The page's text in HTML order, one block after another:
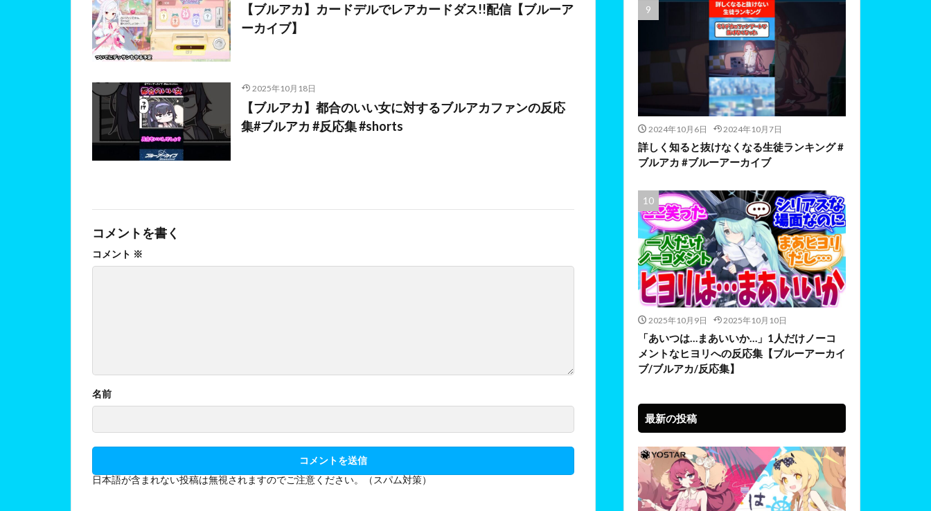
【ブルアカ】カードデルでレアカードダス!!配信【ブルーア
ーカイブ】
2025年10月18日
【ブルアカ】都合のいい女に対するブルアカファンの反応
集#ブルアカ #反応集 #shorts
コメントを書く
コメント ※
名前
日本語が含まれない投稿は無視されますのでご注意ください。（スパム対策）
2024年10月6日 2024年10月7日
詳しく知ると抜けなくなる生徒ランキング #
ブルアカ #ブルーアーカイブ
2025年10月9日 2025年10月10日
「あいつは…まあいいか…」1人だけノーコ
メントなヒヨリへの反応集【ブルーアーカイ
ブ/ブルアカ/反応集】
最新の投稿